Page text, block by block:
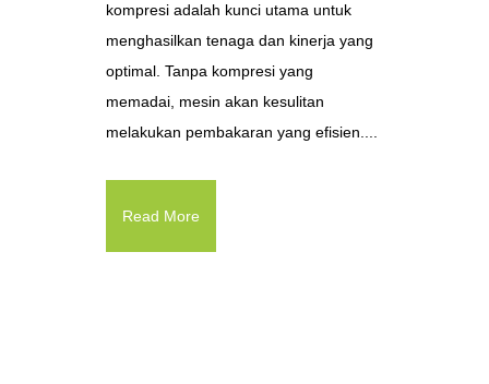
kompresi adalah kunci utama untuk
menghasilkan tenaga dan kinerja yang
optimal. Tanpa kompresi yang
memadai, mesin akan kesulitan
melakukan pembakaran yang efisien....
Read More